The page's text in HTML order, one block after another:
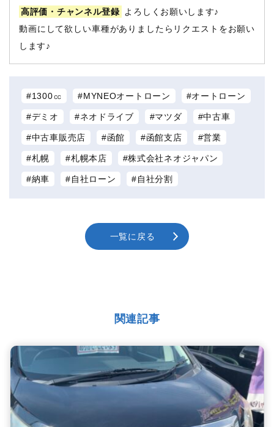
高評価・チャンネル登録
よろしくお願いします♪
動画にして欲しい車種がありましたらリクエストをお願い
します♪
1300㏄ MYNEOオートローン オートローン
デミオ ネオドライブ マツダ 中古車
中古車販売店 函館 函館支店 営業
札幌 札幌本店 株式会社ネオジャパン
納車 自社ローン 自社分割
一覧に戻る
関連記事